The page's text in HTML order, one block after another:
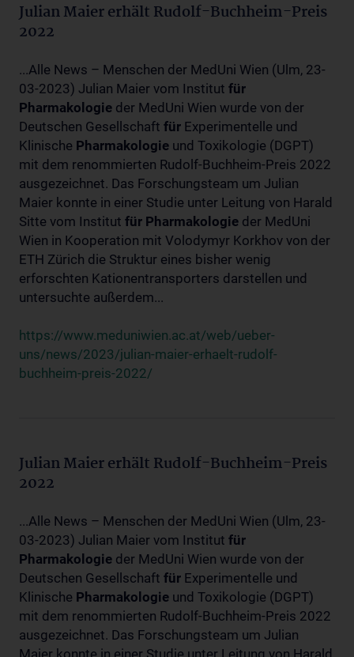
Julian Maier erhält Rudolf-Buchheim-Preis
2022
...Alle News – Menschen der MedUni Wien (Ulm, 23-
03-2023) Julian Maier vom Institut für
Pharmakologie der MedUni Wien wurde von der
Deutschen Gesellschaft für Experimentelle und
Klinische Pharmakologie und Toxikologie (DGPT)
mit dem renommierten Rudolf-Buchheim-Preis 2022
ausgezeichnet. Das Forschungsteam um Julian
Maier konnte in einer Studie unter Leitung von Harald
Sitte vom Institut für Pharmakologie der MedUni
Wien in Kooperation mit Volodymyr Korkhov von der
ETH Zürich die Struktur eines bisher wenig
erforschten Kationentransporters darstellen und
untersuchte außerdem...
https://www.meduniwien.ac.at/web/ueber-
uns/news/2023/julian-maier-erhaelt-rudolf-
buchheim-preis-2022/
Julian Maier erhält Rudolf-Buchheim-Preis
2022
...Alle News – Menschen der MedUni Wien (Ulm, 23-
03-2023) Julian Maier vom Institut für
Pharmakologie der MedUni Wien wurde von der
Deutschen Gesellschaft für Experimentelle und
Klinische Pharmakologie und Toxikologie (DGPT)
mit dem renommierten Rudolf-Buchheim-Preis 2022
ausgezeichnet. Das Forschungsteam um Julian
Maier konnte in einer Studie unter Leitung von Harald